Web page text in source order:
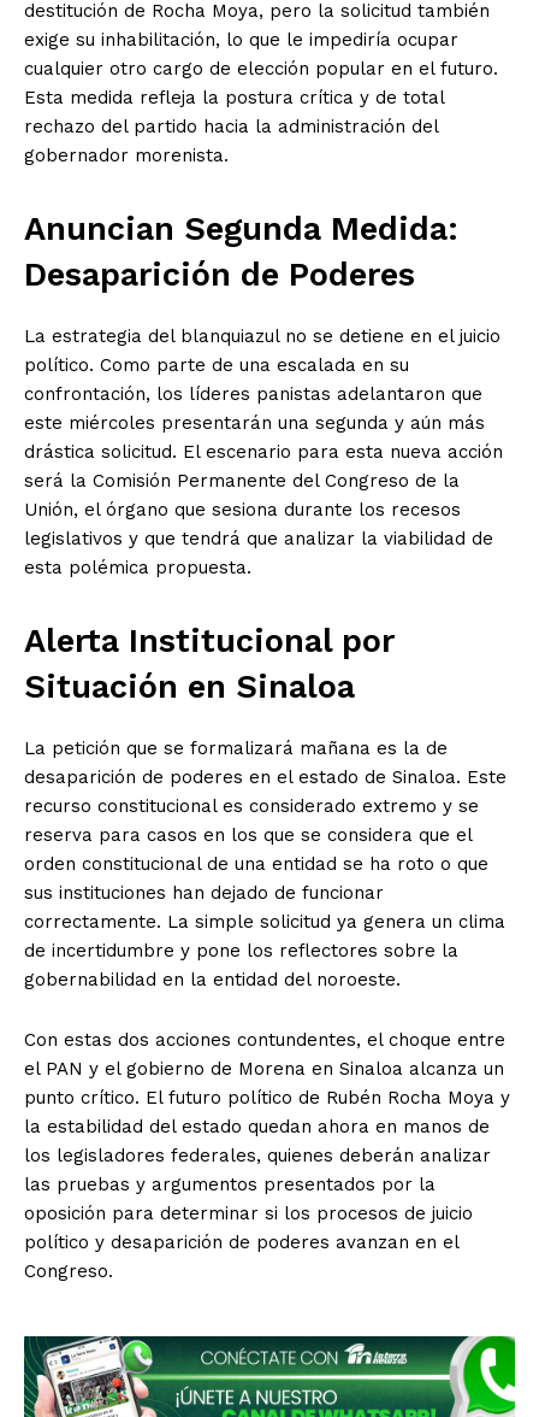
El Suplemento
destitución de Rocha Moya, pero la solicitud también
exige su inhabilitación, lo que le impediría ocupar
cualquier otro cargo de elección popular en el futuro.
Esta medida refleja la postura crítica y de total
rechazo del partido hacia la administración del
gobernador morenista.
Anuncian Segunda Medida:
Desaparición de Poderes
La estrategia del blanquiazul no se detiene en el juicio
político. Como parte de una escalada en su
confrontación, los líderes panistas adelantaron que
este miércoles presentarán una segunda y aún más
drástica solicitud. El escenario para esta nueva acción
será la Comisión Permanente del Congreso de la
Unión, el órgano que sesiona durante los recesos
legislativos y que tendrá que analizar la viabilidad de
esta polémica propuesta.
Alerta Institucional por
Situación en Sinaloa
La petición que se formalizará mañana es la de
desaparición de poderes en el estado de Sinaloa. Este
recurso constitucional es considerado extremo y se
reserva para casos en los que se considera que el
orden constitucional de una entidad se ha roto o que
sus instituciones han dejado de funcionar
correctamente. La simple solicitud ya genera un clima
de incertidumbre y pone los reflectores sobre la
gobernabilidad en la entidad del noroeste.
Con estas dos acciones contundentes, el choque entre
el PAN y el gobierno de Morena en Sinaloa alcanza un
punto crítico. El futuro político de Rubén Rocha Moya y
la estabilidad del estado quedan ahora en manos de
los legisladores federales, quienes deberán analizar
las pruebas y argumentos presentados por la
oposición para determinar si los procesos de juicio
político y desaparición de poderes avanzan en el
Congreso.